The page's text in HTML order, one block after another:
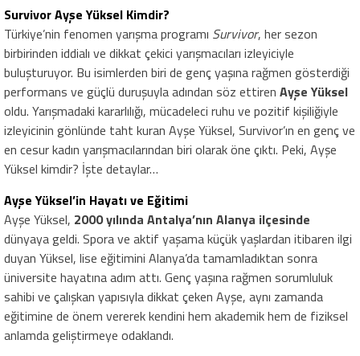
Survivor Ayşe Yüksel Kimdir?
Türkiye’nin fenomen yarışma programı Survivor, her sezon
birbirinden iddialı ve dikkat çekici yarışmacıları izleyiciyle
buluşturuyor. Bu isimlerden biri de genç yaşına rağmen gösterdiği
performans ve güçlü duruşuyla adından söz ettiren Ayşe Yüksel
oldu. Yarışmadaki kararlılığı, mücadeleci ruhu ve pozitif kişiliğiyle
izleyicinin gönlünde taht kuran Ayşe Yüksel, Survivor’ın en genç ve
en cesur kadın yarışmacılarından biri olarak öne çıktı. Peki, Ayşe
Yüksel kimdir? İşte detaylar…
Ayşe Yüksel’in Hayatı ve Eğitimi
Ayşe Yüksel, 2000 yılında Antalya’nın Alanya ilçesinde
dünyaya geldi. Spora ve aktif yaşama küçük yaşlardan itibaren ilgi
duyan Yüksel, lise eğitimini Alanya’da tamamladıktan sonra
üniversite hayatına adım attı. Genç yaşına rağmen sorumluluk
sahibi ve çalışkan yapısıyla dikkat çeken Ayşe, aynı zamanda
eğitimine de önem vererek kendini hem akademik hem de fiziksel
anlamda geliştirmeye odaklandı.